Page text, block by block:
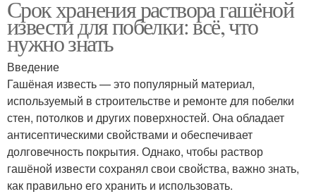
Хранения на кухне Хранения для книг
Коробки для хранения
Срок хранения раствора гашёной
извести для побелки: всё, что
нужно знать
Введение
Гашёная известь — это популярный материал,
используемый в строительстве и ремонте для побелки
стен, потолков и других поверхностей. Она обладает
антисептическими свойствами и обеспечивает
долговечность покрытия. Однако, чтобы раствор
гашёной извести сохранял свои свойства, важно знать,
как правильно его хранить и использовать.